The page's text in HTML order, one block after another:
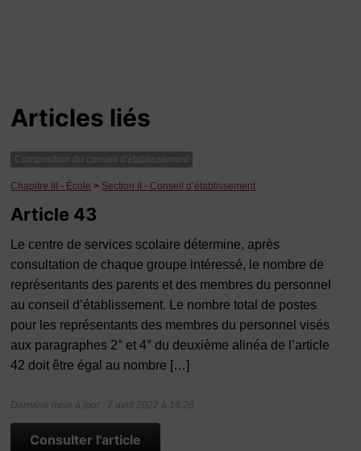
Articles liés
Composition du conseil d'établissement
Chapitre III - École > Section II - Conseil d’établissement
Article 43
Le centre de services scolaire détermine, après
consultation de chaque groupe intéressé, le nombre de
représentants des parents et des membres du personnel
au conseil d’établissement. Le nombre total de postes
pour les représentants des membres du personnel visés
aux paragraphes 2° et 4° du deuxième alinéa de l’article
42 doit être égal au nombre […]
Dernière mise à jour : 7 avril 2022 à 16:26
Consulter l'article